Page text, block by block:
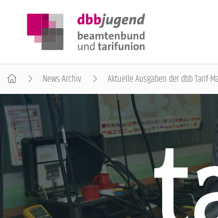
ÜBER DIE DBB JUGEND
POSITIONEN
AUSBILDUNGSINFORMATIONEN
INTERNATIONALES
News-Archiv Aktuelle Ausgaben der dbb Tarif-